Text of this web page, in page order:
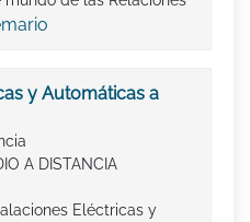
y Automáticas a
A DISTANCIA
Eléctricas y